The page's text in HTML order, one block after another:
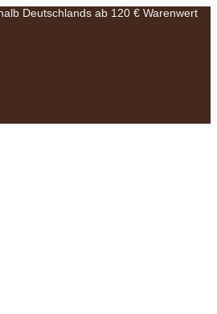
Deutschlands ab 120 € Warenwert